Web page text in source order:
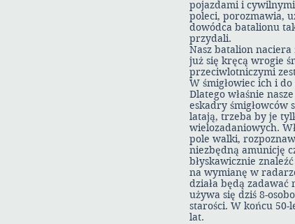
pojazdami i
poleci, porozmawia,
dowódca batalionu
przydali.
Nasz batalion
już się kręcą wrogie
przeciwlotniczymi
W śmigłowiec ich i
Dlatego właśnie
eskadry śmigłowców
latają, trzeba by je
wielozadaniowych.
pole walki,
niezbędną amunicję
błyskawicznie
na wymianę w
działa będą
używa się dziś 8-
starości. W końcu
lat.